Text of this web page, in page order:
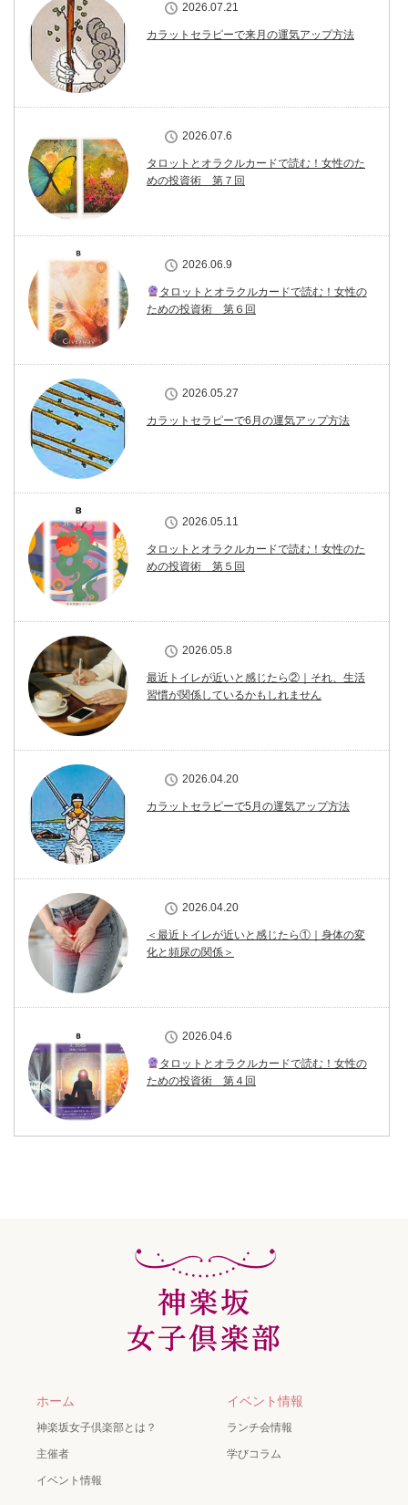
2026.07.21
カラットセラピーで来月の運気アップ方法
2026.07.6
タロットとオラクルカードで読む！女性のた
めの投資術 第７回
2026.06.9
タロットとオラクルカードで読む！女性の
ための投資術 第６回
2026.05.27
カラットセラピーで6月の運気アップ方法
2026.05.11
タロットとオラクルカードで読む！女性のた
めの投資術 第５回
2026.05.8
最近トイレが近いと感じたら②｜それ、生活
習慣が関係しているかもしれません
2026.04.20
カラットセラピーで5月の運気アップ方法
2026.04.20
＜最近トイレが近いと感じたら①｜身体の変
化と頻尿の関係＞
2026.04.6
タロットとオラクルカードで読む！女性の
ための投資術 第４回
ホーム
神楽坂女子倶楽部とは？
主催者
イベント情報
イベント情報
ランチ会情報
学びコラム